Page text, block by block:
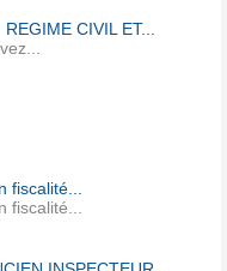
CIVIL ET...
fiscalité...
fiscalité...